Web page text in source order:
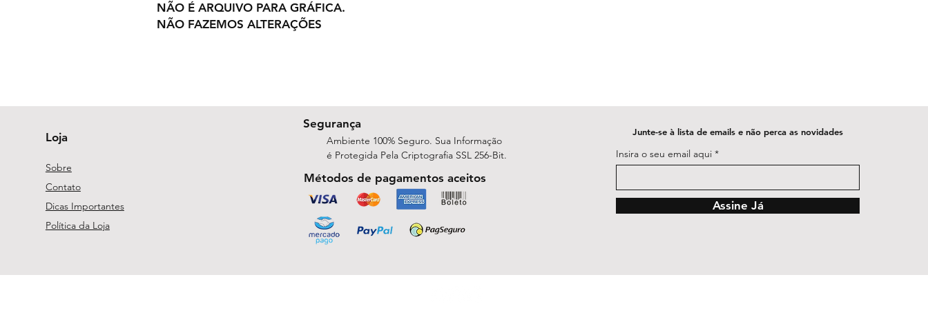
NÃO É ARQUIVO PARA GRÁFICA.
NÃO FAZEMOS ALTERAÇÕES
Loja
Sobre
Contato
Dicas Importantes
Política da Loja
Segurança
Ambiente 100% Seguro. Sua Informação
é Protegida Pela Criptografia SSL 256-Bit.
Métodos de pagamentos aceitos
Junte-se à lista de emails e não perca as novidades
Insira o seu email aqui
Assine Já